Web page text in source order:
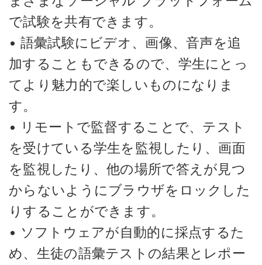
で試験を共有できます。
• 語彙試験にビデオ、画像、音声を追
加することもできるので、学生にとっ
てより魅力的で楽しいものになりま
す。
• リモートで監督することで、テスト
を受けている学生を監視したり、画面
を監視したり、他の場所で答えが見つ
からないようにブラウザをロックした
りすることができます。
• ソフトウェアが自動的に採点するた
め、生徒の語彙テストの結果とレポー